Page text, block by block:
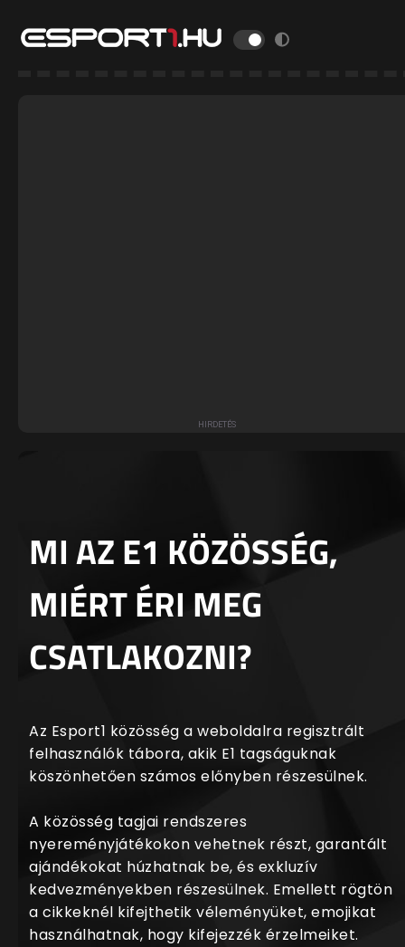
MI AZ E1 KÖZÖSSÉG,
MIÉRT ÉRI MEG
CSATLAKOZNI?
Az Esport1 közösség a weboldalra regisztrált
felhasználók tábora, akik E1 tagságuknak
köszönhetően számos előnyben részesülnek.
A közösség tagjai rendszeres
nyereményjátékokon vehetnek részt, garantált
ajándékokat húzhatnak be, és exkluzív
kedvezményekben részesülnek. Emellett rögtön
a cikkeknél kifejthetik véleményüket, emojikat
használhatnak, hogy kifejezzék érzelmeiket.